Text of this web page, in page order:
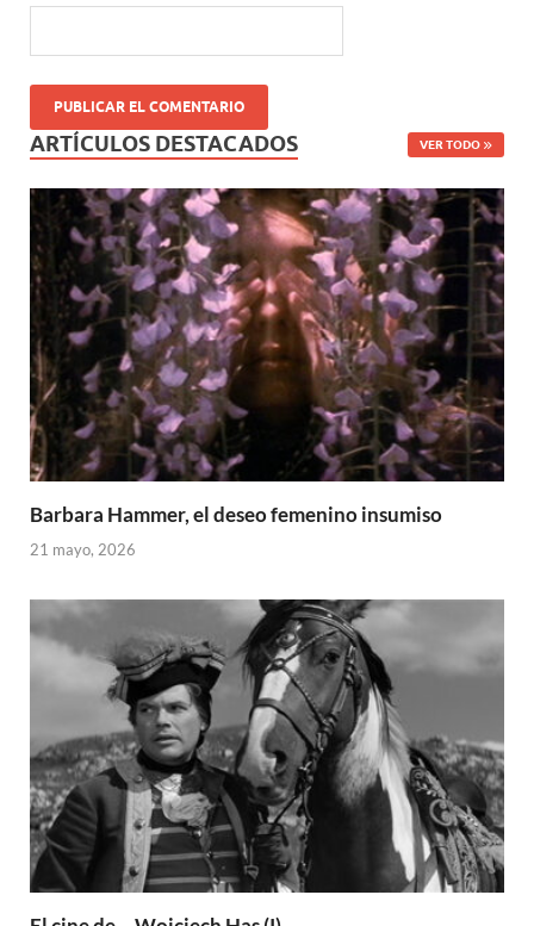
ARTÍCULOS DESTACADOS VER TODO
Barbara Hammer, el deseo femenino insumiso
21 mayo, 2026